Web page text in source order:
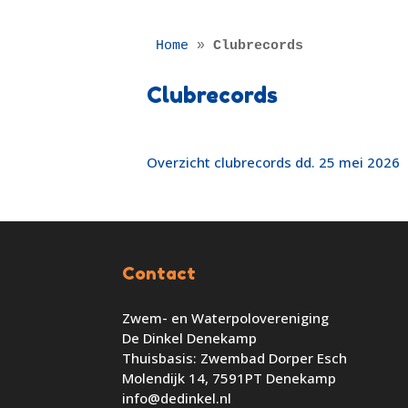
Home » Clubrecords
Clubrecords
Overzicht clubrecords dd. 25 mei 2026
Contact
Zwem- en Waterpolovereniging
De Dinkel Denekamp
Thuisbasis: Zwembad Dorper Esch
Molendijk 14, 7591PT Denekamp
info@dedinkel.nl